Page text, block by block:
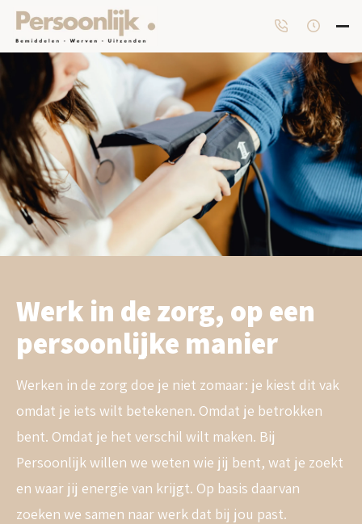
Werk in de zorg, op een
persoonlijke manier
Werken in de zorg doe je niet zomaar: je kiest dit vak
omdat je iets wilt betekenen. Omdat je betrokken
bent. Omdat je het verschil wilt maken. Bij
Persoonlijk willen we weten wie jij bent, wat je zoekt
en waar jij energie van krijgt. Op basis daarvan
zoeken we samen naar werk dat bij jou past.